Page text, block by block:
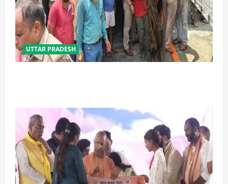
UTTAR PRADESH